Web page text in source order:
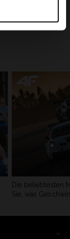
auf
Die beliebtesten
Sie, was